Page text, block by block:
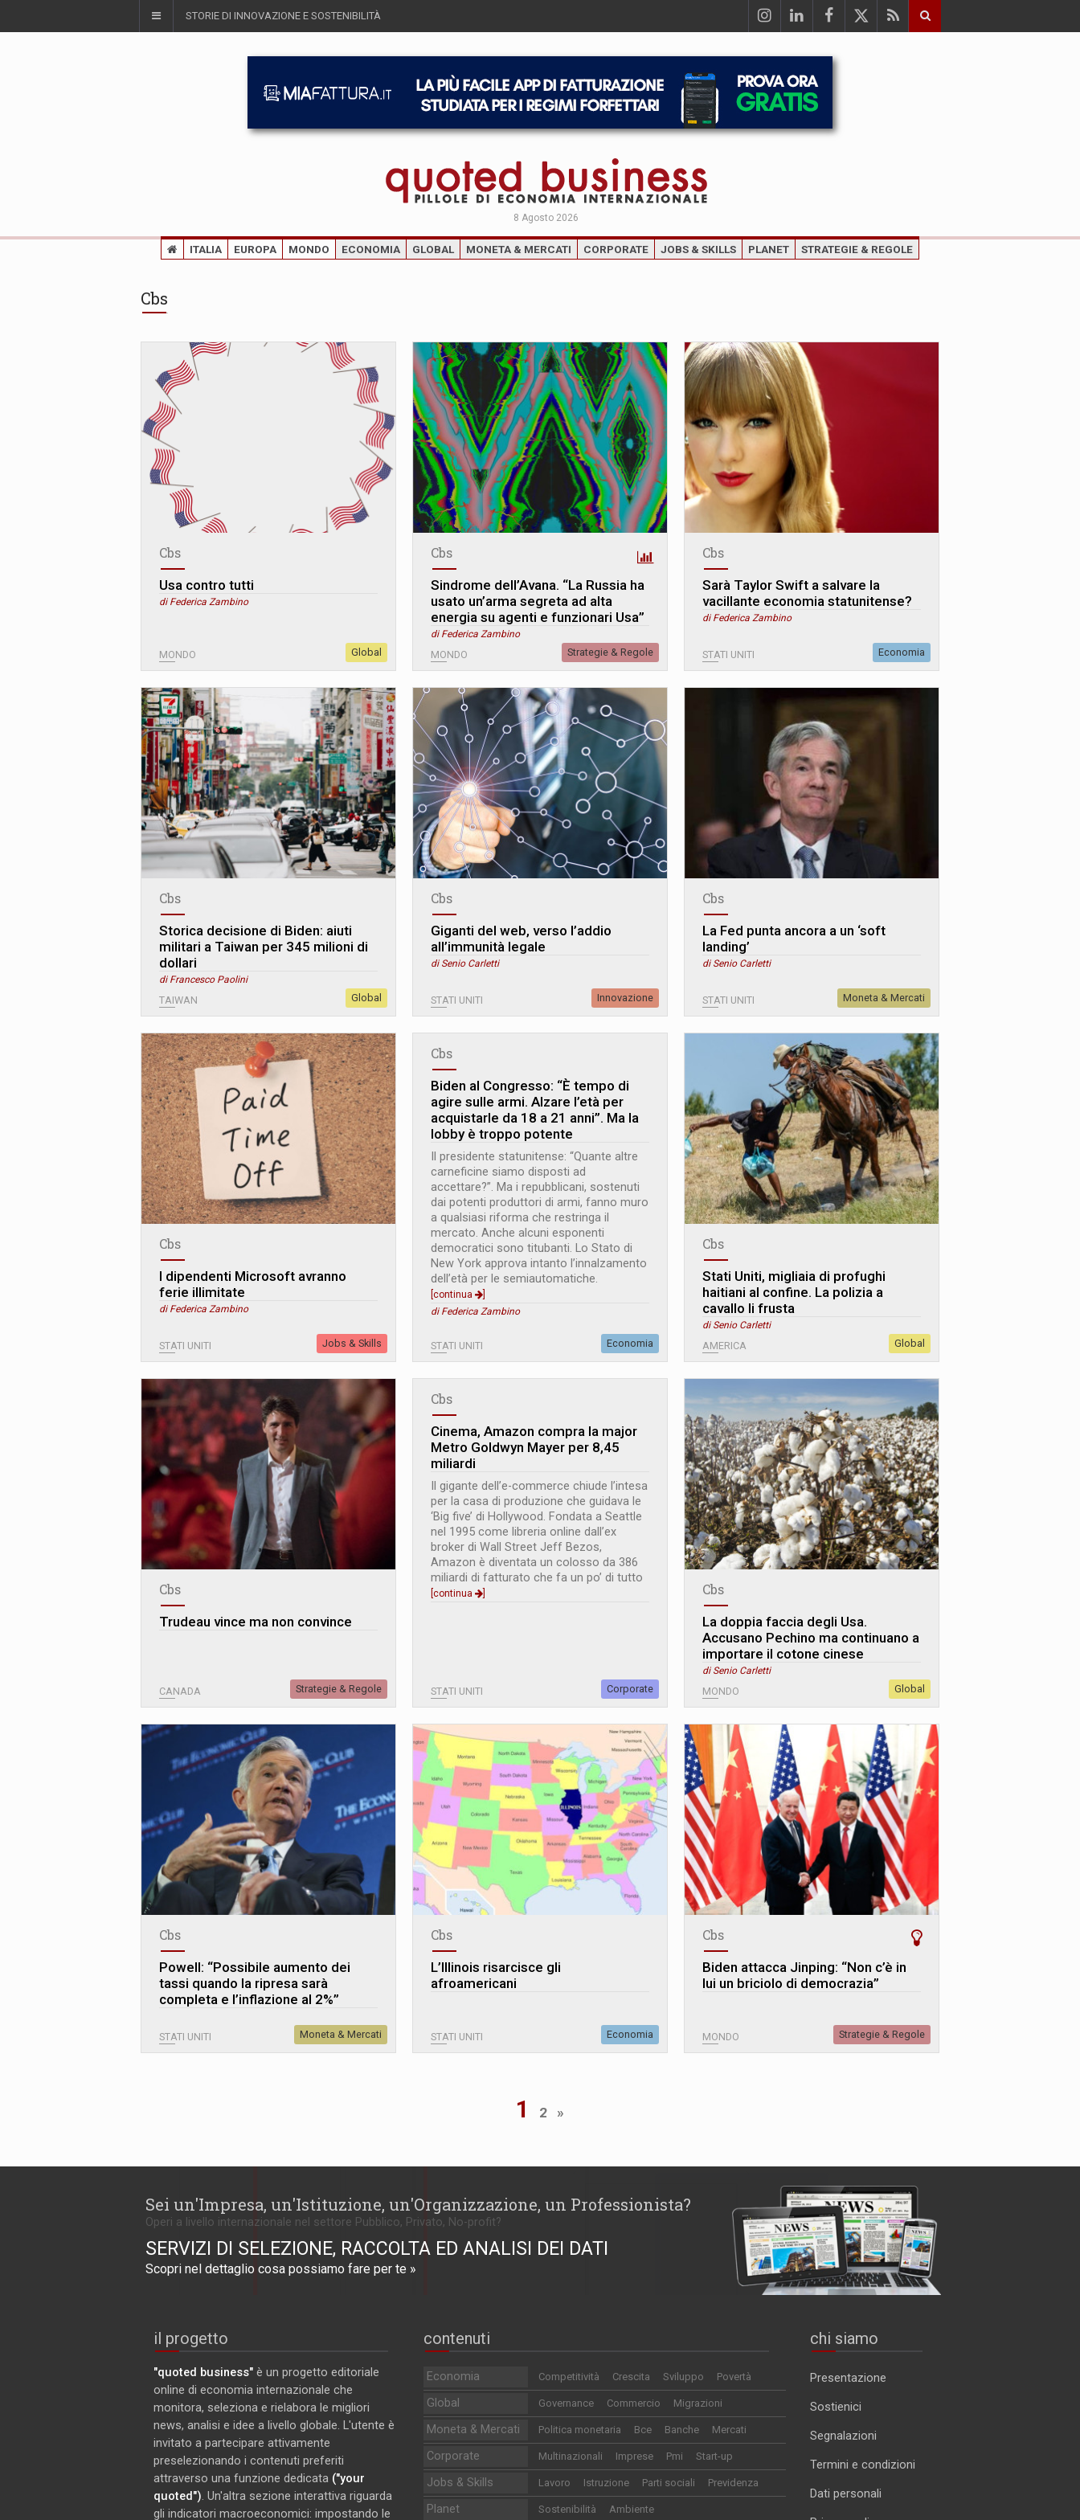
STORIE DI INNOVAZIONE E SOSTENIBILITÀ
8 Agosto 2026
ITALIA EUROPA MONDO ECONOMIA GLOBAL MONETA & MERCATI CORPORATE JOBS & SKILLS PLANET STRATEGIE & REGOLE
Cbs
Cbs
Usa contro tutti
di Federica Zambino
MONDO Global
Cbs
Sindrome dell’Avana. “La Russia ha
usato un’arma segreta ad alta
energia su agenti e funzionari Usa”
di Federica Zambino
MONDO Strategie & Regole
Cbs
Sarà Taylor Swift a salvare la
vacillante economia statunitense?
di Federica Zambino
STATI UNITI Economia
Cbs
Storica decisione di Biden: aiuti
militari a Taiwan per 345 milioni di
dollari
di Francesco Paolini
TAIWAN Global
Cbs
Giganti del web, verso l’addio
all’immunità legale
di Senio Carletti
STATI UNITI Innovazione
Cbs
La Fed punta ancora a un ‘soft
landing’
di Senio Carletti
STATI UNITI Moneta & Mercati
Cbs
I dipendenti Microsoft avranno
ferie illimitate
di Federica Zambino
STATI UNITI Jobs & Skills
Cbs
Biden al Congresso: “È tempo di
agire sulle armi. Alzare l’età per
acquistarle da 18 a 21 anni”. Ma la
lobby è troppo potente
Il presidente statunitense: “Quante altre
carneficine siamo disposti ad
accettare?”. Ma i repubblicani, sostenuti
dai potenti produttori di armi, fanno muro
a qualsiasi riforma che restringa il
mercato. Anche alcuni esponenti
democratici sono titubanti. Lo Stato di
New York approva intanto l’innalzamento
dell’età per le semiautomatiche.
[continua
]
di Federica Zambino
STATI UNITI Economia
Cbs
Stati Uniti, migliaia di profughi
haitiani al confine. La polizia a
cavallo li frusta
di Senio Carletti
AMERICA Global
Cbs
Trudeau vince ma non convince
CANADA Strategie & Regole
Cbs
Cinema, Amazon compra la major
Metro Goldwyn Mayer per 8,45
miliardi
Il gigante dell’e-commerce chiude l’intesa
per la casa di produzione che guidava le
‘Big five’ di Hollywood. Fondata a Seattle
nel 1995 come libreria online dall’ex
broker di Wall Street Jeff Bezos,
Amazon è diventata un colosso da 386
miliardi di fatturato che fa un po’ di tutto
[continua ]
STATI UNITI Corporate
Cbs
La doppia faccia degli Usa.
Accusano Pechino ma continuano a
importare il cotone cinese
di Senio Carletti
MONDO Global
Cbs
Powell: “Possibile aumento dei
tassi quando la ripresa sarà
completa e l’inflazione al 2%”
STATI UNITI Moneta & Mercati
Cbs
L’Illinois risarcisce gli
afroamericani
STATI UNITI Economia
Cbs
Biden attacca Jinping: “Non c’è in
lui un briciolo di democrazia”
MONDO Strategie & Regole
1 2 »
Sei un'Impresa, un'Istituzione, un'Organizzazione, un Professionista?
Operi a livello internazionale nel settore Pubblico, Privato, No-profit?
SERVIZI DI SELEZIONE, RACCOLTA ED ANALISI DEI DATI
Scopri nel dettaglio cosa possiamo fare per te »
il progetto
"quoted business" è un progetto editoriale
online di economia internazionale che
monitora, seleziona e rielabora le migliori
news, analisi e idee a livello globale. L'utente è
invitato a partecipare attivamente
preselezionando i contenuti preferiti
attraverso una funzione dedicata ("your
quoted"). Un'altra sezione interattiva riguarda
gli indicatori macroeconomici: impostando le
contenuti
Economia Competitività Crescita Sviluppo Povertà
Global Governance Commercio Migrazioni
Moneta & Mercati Politica monetaria Bce Banche Mercati
Corporate Multinazionali Imprese Pmi Start-up
Jobs & Skills Lavoro Istruzione Parti sociali Previdenza
Planet Sostenibilità Ambiente
chi siamo
Presentazione
Sostienici
Segnalazioni
Termini e condizioni
Dati personali